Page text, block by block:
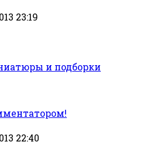
23:19
и подборки
22:40